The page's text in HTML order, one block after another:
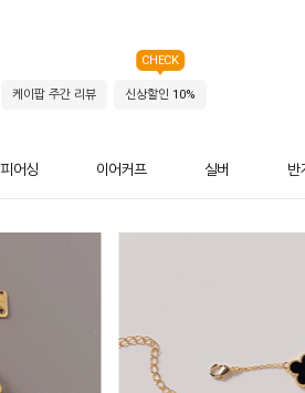
케이팝 주간 리뷰 신상할인 10%
CHECK
피어싱 이어커프 실버 반